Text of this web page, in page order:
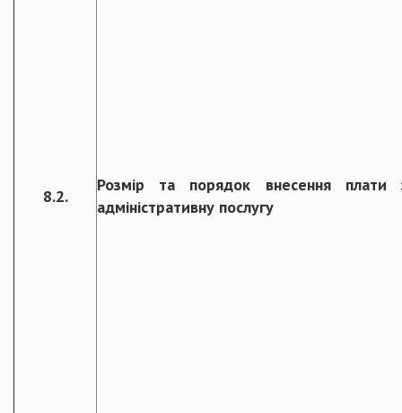
8.2.
Розмір та порядок внесення плати
адміністративну послугу